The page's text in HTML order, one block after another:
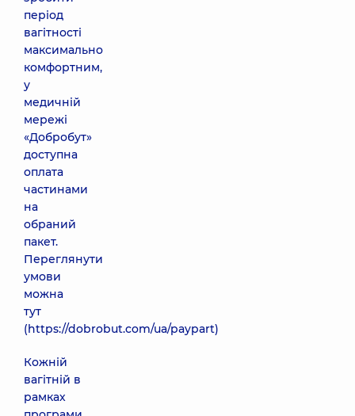
період
вагітності
максимально
комфортним,
у
медичній
мережі
«Добробут»
доступна
оплата
частинами
на
обраний
пакет.
Переглянути
умови
можна
тут
(https://dobrobut.com/ua/paypart)
Кожній
вагітній в
рамках